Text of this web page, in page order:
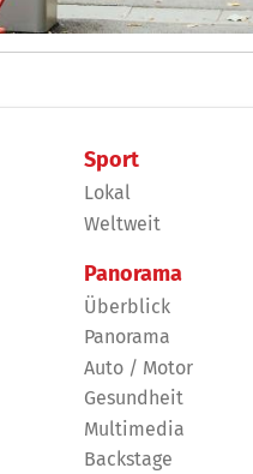
Sport
Lokal
Weltweit
Panorama
Überblick
Panorama
Auto / Motor
Gesundheit
Multimedia
Backstage